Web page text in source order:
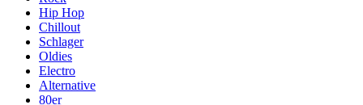
Hip Hop
Chillout
Schlager
Oldies
Electro
Alternative
80er